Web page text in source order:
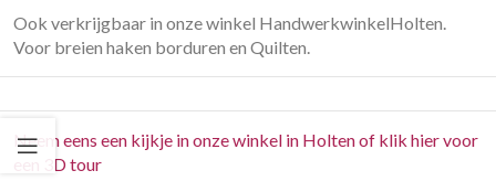
Ook verkrijgbaar in onze winkel HandwerkwinkelHolten.
Voor breien haken borduren en Quilten.
Neem eens een kijkje in onze winkel in Holten of klik hier voor
een 3D tour